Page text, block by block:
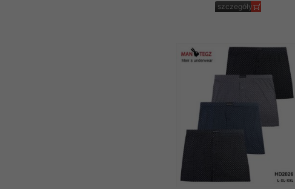
szczegóły